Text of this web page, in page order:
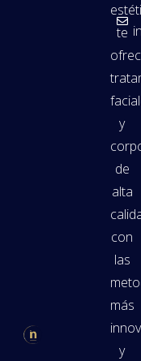
te
y
de
alta
con
las
más
y